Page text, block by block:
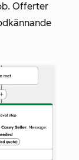
. Offerter